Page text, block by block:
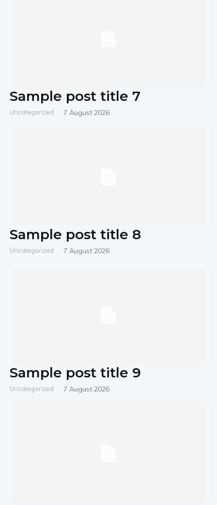
Sample post title 7
Uncategorized 7 August 2026
Sample post title 8
Uncategorized 7 August 2026
Sample post title 9
Uncategorized 7 August 2026